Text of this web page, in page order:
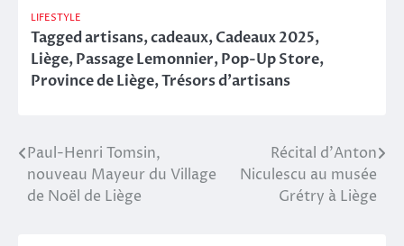
LIFESTYLE
Taggedartisans,cadeaux,Cadeaux 2025,
Liège,Passage Lemonnier,Pop-Up Store,
Province de Liège,Trésors d’artisans
Navigation
de
Paul-Henri Tomsin,
nouveau Mayeur du Village
de Noël de Liège
Récital d’Anton
Niculescu au musée
Grétry à Liège